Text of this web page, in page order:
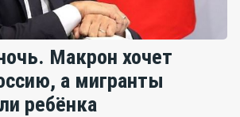
Макрон хочет
а мигранты
ребёнка